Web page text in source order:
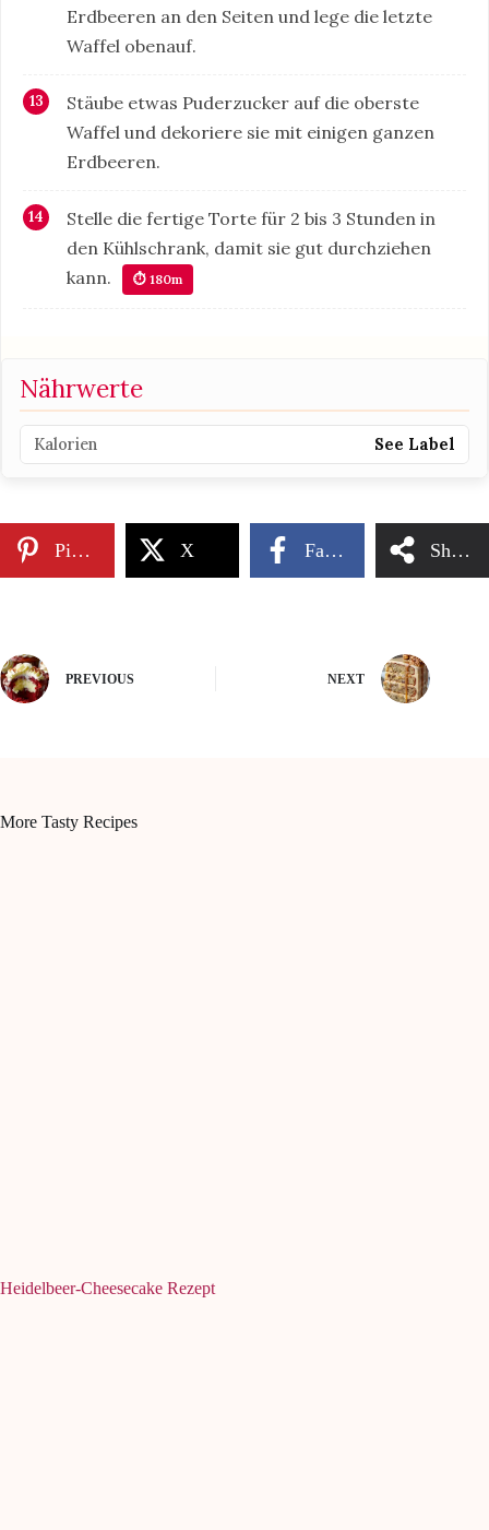
Erdbeeren an den Seiten und lege die letzte
Waffel obenauf.
Stäube etwas Puderzucker auf die oberste
Waffel und dekoriere sie mit einigen ganzen
Erdbeeren.
Stelle die fertige Torte für 2 bis 3 Stunden in
den Kühlschrank, damit sie gut durchziehen
kann.
⏱ 180m
Nährwerte
Kalorien See Label
Pinterest X Facebook Share
PREVIOUS NEXT
More Tasty Recipes
Heidelbeer-Cheesecake Rezept